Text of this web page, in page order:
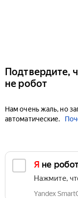
Подтвердите,
не робот
Нам очень жаль, но
автоматические.
Я не
Нажмите,
Yandex